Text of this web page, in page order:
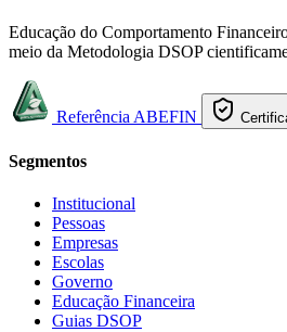
Educação do Comportamento
meio da Metodologia DSOP
Referência ABEFIN
Segmentos
Institucional
Pessoas
Empresas
Escolas
Governo
Educação Financeira
Guias DSOP